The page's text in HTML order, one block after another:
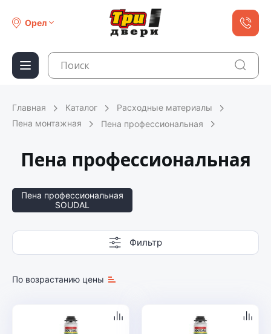
Орел
Главная Каталог
Расходные материалы
Пена монтажная
Пена профессиональная
Пена профессиональная
Пена профессиональная
SOUDAL
Фильтр
По возрастанию цены